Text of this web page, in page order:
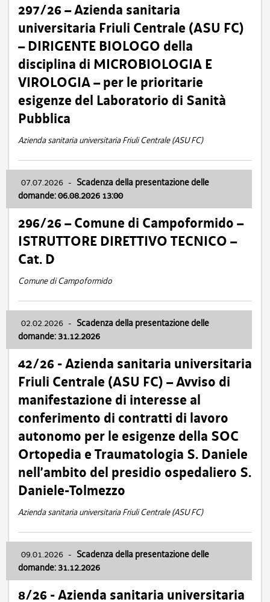
297/26 – Azienda sanitaria
universitaria Friuli Centrale (ASU FC)
– DIRIGENTE BIOLOGO della
disciplina di MICROBIOLOGIA E
VIROLOGIA – per le prioritarie
esigenze del Laboratorio di Sanità
Pubblica
Azienda sanitaria universitaria Friuli Centrale (ASU FC)
07.07.2026 - Scadenza della presentazione delle
domande: 06.08.2026 13:00
296/26 – Comune di Campoformido –
ISTRUTTORE DIRETTIVO TECNICO –
Cat. D
Comune di Campoformido
02.02.2026 - Scadenza della presentazione delle
domande: 31.12.2026
42/26 - Azienda sanitaria universitaria
Friuli Centrale (ASU FC) – Avviso di
manifestazione di interesse al
conferimento di contratti di lavoro
autonomo per le esigenze della SOC
Ortopedia e Traumatologia S. Daniele
nell’ambito del presidio ospedaliero S.
Daniele-Tolmezzo
Azienda sanitaria universitaria Friuli Centrale (ASU FC)
09.01.2026 - Scadenza della presentazione delle
domande: 31.12.2026
8/26 - Azienda sanitaria universitaria